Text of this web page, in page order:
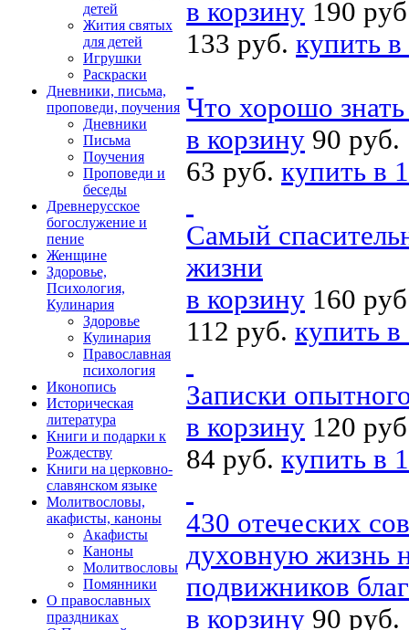
детей
Жития святых
для детей
Игрушки
Раскраски
Дневники, письма,
проповеди, поучения
Дневники
Письма
Поучения
Проповеди и
беседы
Древнерусское
богослужение и
пение
Женщине
Здоровье,
Психология,
Кулинария
Здоровье
Кулинария
Православная
психология
Иконопись
Историческая
литература
Книги и подарки к
Рождеству
Книги на церковно-
славянском языке
Молитвословы,
акафисты, каноны
Акафисты
Каноны
Молитвословы
Помянники
О православных
праздниках
в корзину 190
133 руб. купить
Что хорошо
в корзину 90 руб.
63 руб. купить в
Самый
жизни
в корзину 160
112 руб. купить в
Записки
в корзину 120
84 руб. купить в
430 отеческих
духовную жизнь
подвижников
в корзину 90 руб.